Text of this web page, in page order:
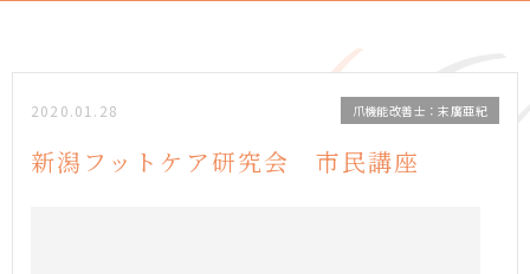
2020.01.28 爪機能改善士：末廣亜紀
新潟フットケア研究会 市民講座